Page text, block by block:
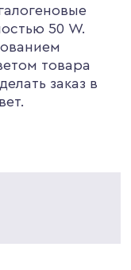
50 W.
товара
заказ в